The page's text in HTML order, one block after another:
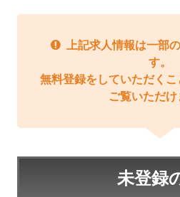
上記求人情報は一部
す。
無料登録をしていただく
ご覧いただけ
未登録